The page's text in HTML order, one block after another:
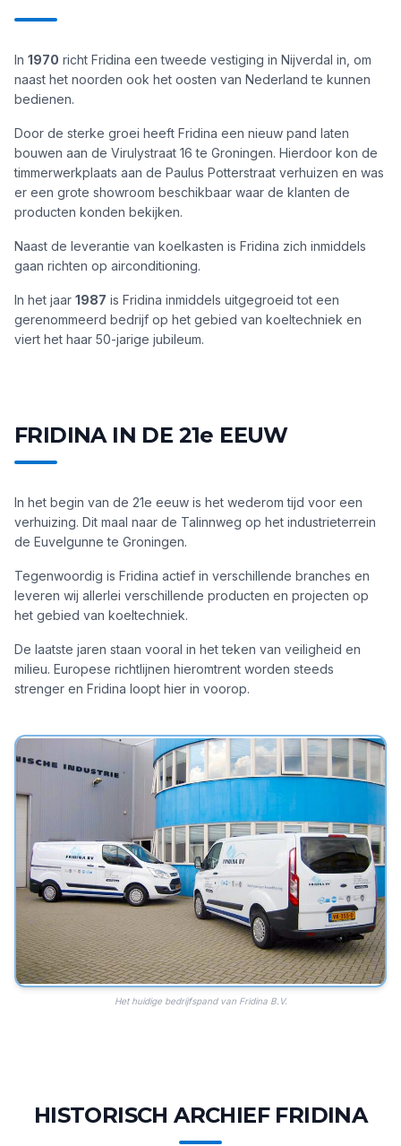
In 1970 richt Fridina een tweede vestiging in Nijverdal in, om
naast het noorden ook het oosten van Nederland te kunnen
bedienen.
Door de sterke groei heeft Fridina een nieuw pand laten
bouwen aan de Virulystraat 16 te Groningen. Hierdoor kon de
timmerwerkplaats aan de Paulus Potterstraat verhuizen en was
er een grote showroom beschikbaar waar de klanten de
producten konden bekijken.
Naast de leverantie van koelkasten is Fridina zich inmiddels
gaan richten op airconditioning.
In het jaar 1987 is Fridina inmiddels uitgegroeid tot een
gerenommeerd bedrijf op het gebied van koeltechniek en
viert het haar 50-jarige jubileum.
FRIDINA IN DE 21e EEUW
In het begin van de 21e eeuw is het wederom tijd voor een
verhuizing. Dit maal naar de Talinnweg op het industrieterrein
de Euvelgunne te Groningen.
Tegenwoordig is Fridina actief in verschillende branches en
leveren wij allerlei verschillende producten en projecten op
het gebied van koeltechniek.
De laatste jaren staan vooral in het teken van veiligheid en
milieu. Europese richtlijnen hieromtrent worden steeds
strenger en Fridina loopt hier in voorop.
Het huidige bedrijfspand van Fridina B.V.
HISTORISCH ARCHIEF FRIDINA